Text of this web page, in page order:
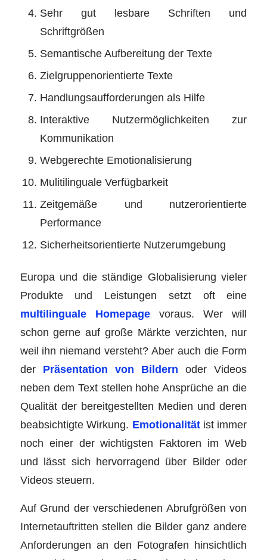
Sehr gut lesbare Schriften und
Schriftgrößen
Semantische Aufbereitung der Texte
Zielgruppenorientierte Texte
Handlungsaufforderungen als Hilfe
Interaktive Nutzermöglichkeiten zur
Kommunikation
Webgerechte Emotionalisierung
Mulitilinguale Verfügbarkeit
Zeitgemäße und nutzerorientierte
Performance
Sicherheitsorientierte Nutzerumgebung
Europa und die ständige Globalisierung vieler
Produkte und Leistungen setzt oft eine
multilinguale Homepagevoraus. Wer will
schon gerne auf große Märkte verzichten, nur
weil ihn niemand versteht? Aber auch die Form
der Präsentation von Bildern oder Videos
neben dem Text stellen hohe Ansprüche an die
Qualität der bereitgestellten Medien und deren
beabsichtigte Wirkung. Emotionalitätist immer
noch einer der wichtigsten Faktoren im Web
und lässt sich hervorragend über Bilder oder
Videos steuern.
Auf Grund der verschiedenen Abrufgrößen von
Internetauftritten stellen die Bilder ganz andere
Anforderungen an den Fotografen hinsichtlich